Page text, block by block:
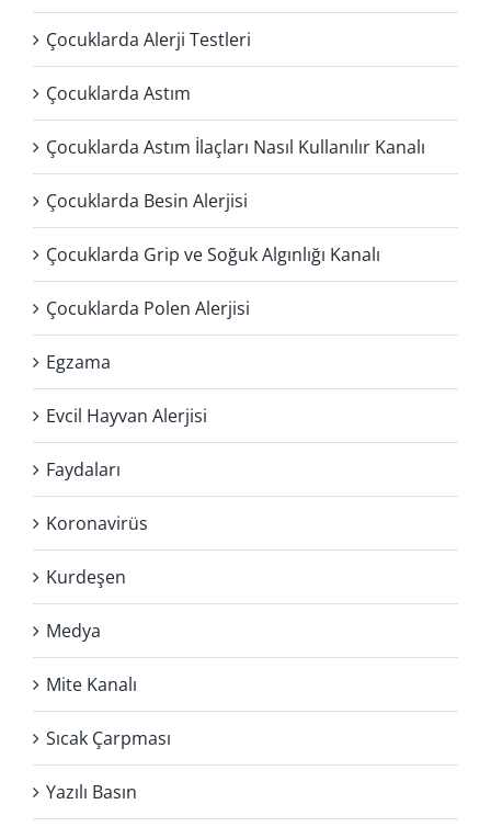
Çocuklarda Alerji Testleri
Çocuklarda Astım
Çocuklarda Astım İlaçları Nasıl Kullanılır Kanalı
Çocuklarda Besin Alerjisi
Çocuklarda Grip ve Soğuk Algınlığı Kanalı
Çocuklarda Polen Alerjisi
Egzama
Evcil Hayvan Alerjisi
Faydaları
Koronavirüs
Kurdeşen
Medya
Mite Kanalı
Sıcak Çarpması
Yazılı Basın